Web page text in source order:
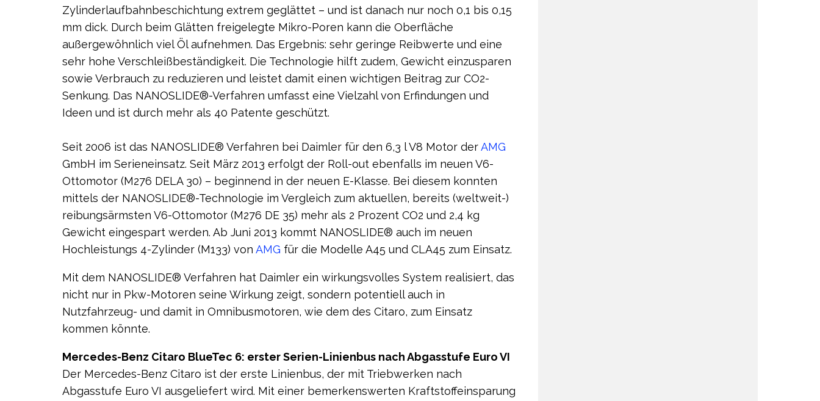
Zylinderlaufbahnbeschichtung extrem geglättet – und ist danach nur noch 0,1 bis 0,15
mm dick. Durch beim Glätten freigelegte Mikro-Poren kann die Oberfläche
außergewöhnlich viel Öl aufnehmen. Das Ergebnis: sehr geringe Reibwerte und eine
sehr hohe Verschleißbeständigkeit. Die Technologie hilft zudem, Gewicht einzusparen
sowie Verbrauch zu reduzieren und leistet damit einen wichtigen Beitrag zur CO2-
Senkung. Das NANOSLIDE®-Verfahren umfasst eine Vielzahl von Erfindungen und
Ideen und ist durch mehr als 40 Patente geschützt.
Seit 2006 ist das NANOSLIDE® Verfahren bei Daimler für den 6,3 l V8 Motor derAMG
GmbH im Serieneinsatz. Seit März 2013 erfolgt der Roll-out ebenfalls im neuen V6-
Ottomotor (M276 DELA 30) – beginnend in der neuen E-Klasse. Bei diesem konnten
mittels der NANOSLIDE®-Technologie im Vergleich zum aktuellen, bereits (weltweit-)
reibungsärmsten V6-Ottomotor (M276 DE 35) mehr als 2 Prozent CO2 und 2,4 kg
Gewicht eingespart werden. Ab Juni 2013 kommt NANOSLIDE® auch im neuen
Hochleistungs 4-Zylinder (M133) von AMG für die Modelle A45 und CLA45 zum Einsatz.
Mit dem NANOSLIDE® Verfahren hat Daimler ein wirkungsvolles System realisiert, das
nicht nur in Pkw-Motoren seine Wirkung zeigt, sondern potentiell auch in
Nutzfahrzeug- und damit in Omnibusmotoren, wie dem des Citaro, zum Einsatz
kommen könnte.
Mercedes-Benz Citaro BlueTec 6: erster Serien-Linienbus nach Abgasstufe Euro VI
Der Mercedes-Benz Citaro ist der erste Linienbus, der mit Triebwerken nach
Abgasstufe Euro VI ausge­liefert wird. Mit einer bemerkenswerten Kraftstoffeinsparung